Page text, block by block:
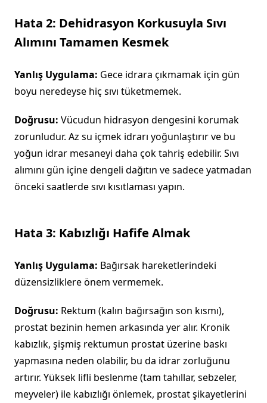
Hata 2: Dehidrasyon Korkusuyla Sıvı
Alımını Tamamen Kesmek
Yanlış Uygulama: Gece idrara çıkmamak için gün
boyu neredeyse hiç sıvı tüketmemek.
Doğrusu: Vücudun hidrasyon dengesini korumak
zorunludur. Az su içmek idrarı yoğunlaştırır ve bu
yoğun idrar mesaneyi daha çok tahriş edebilir. Sıvı
alımını gün içine dengeli dağıtın ve sadece yatmadan
önceki saatlerde sıvı kısıtlaması yapın.
Hata 3: Kabızlığı Hafife Almak
Yanlış Uygulama: Bağırsak hareketlerindeki
düzensizliklere önem vermemek.
Doğrusu: Rektum (kalın bağırsağın son kısmı),
prostat bezinin hemen arkasında yer alır. Kronik
kabızlık, şişmiş rektumun prostat üzerine baskı
yapmasına neden olabilir, bu da idrar zorluğunu
artırır. Yüksek lifli beslenme (tam tahıllar, sebzeler,
meyveler) ile kabızlığı önlemek, prostat şikayetlerini